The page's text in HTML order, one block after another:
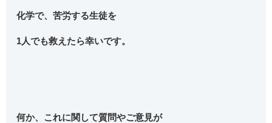
化学で、苦労する生徒を
1人でも救えたら幸いです。
何か、これに関して質問やご意見が